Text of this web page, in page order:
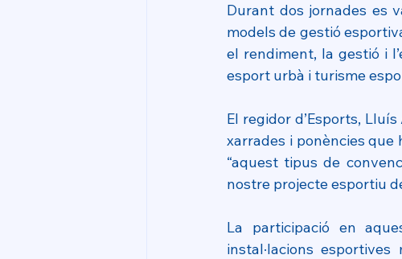
Durant dos jornades es
models de gestió
el rendiment, la gestió i
esport urbà i turisme
El regidor d’Esports,
xarrades i ponències
“aquest tipus de
nostre projecte esportiu
La participació en
instal·lacions